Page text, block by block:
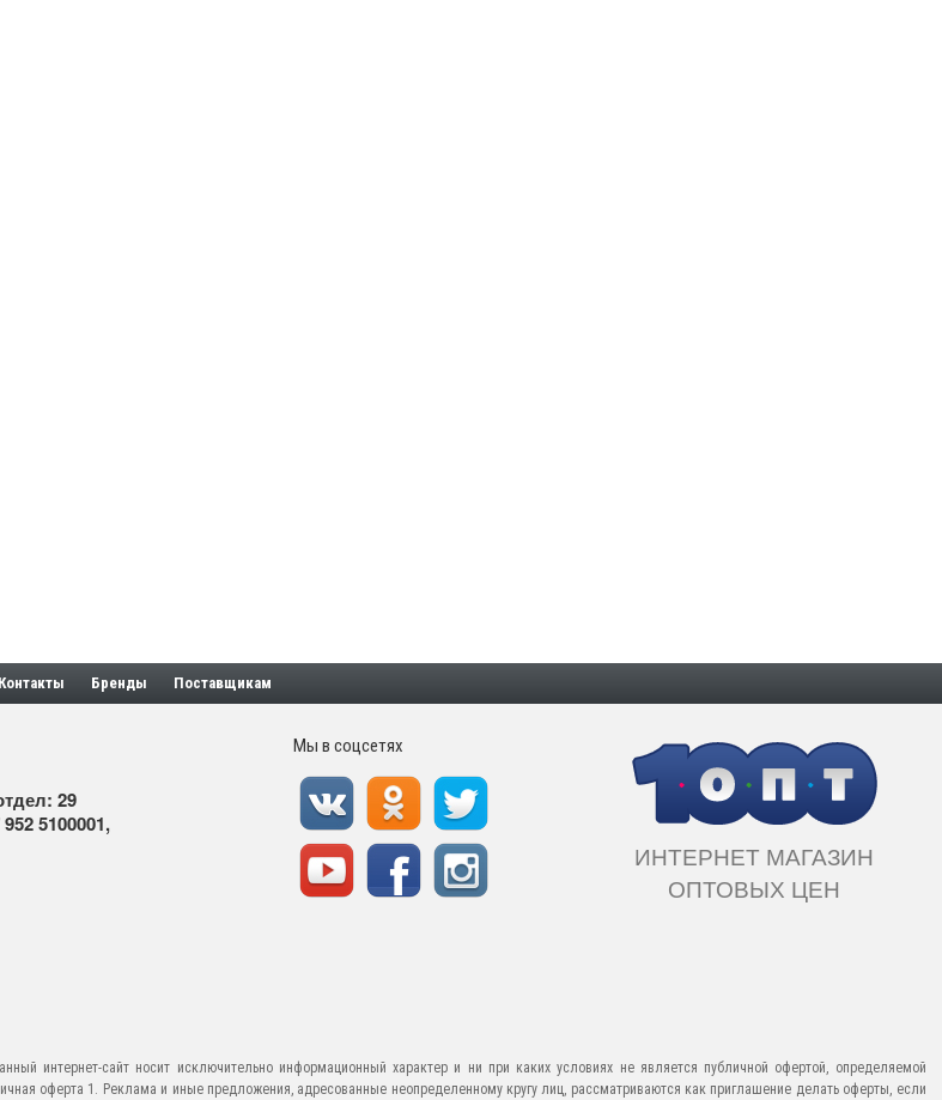
Контакты Бренды Поставщикам
29
952 5100001,
Мы в соцсетях
ИНТЕРНЕТ МАГАЗИН
ОПТОВЫХ ЦЕН
интернет-сайт носит исключительно информационный характер и ни при каких условиях не является публичной офертой, определяемой
оферта 1. Реклама и иные предложения, адресованные неопределенному кругу лиц, рассматриваются как приглашение делать оферты, если